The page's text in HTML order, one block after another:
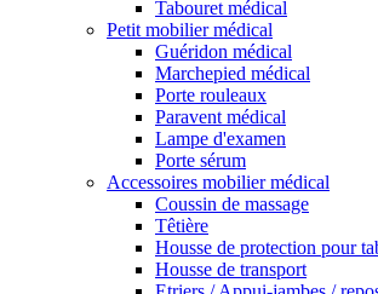
Tabouret médical
Petit mobilier médical
Guéridon médical
Marchepied médical
Porte rouleaux
Paravent médical
Lampe d'examen
Porte sérum
Accessoires mobilier médical
Coussin de massage
Têtière
Housse de protection pour
Housse de transport